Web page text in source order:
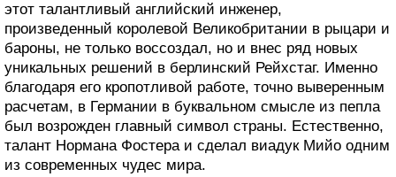
этот талантливый английский инженер,
произведенный королевой Великобритании в рыцари и
бароны, не только воссоздал, но и внес ряд новых
уникальных решений в берлинский Рейхстаг. Именно
благодаря его кропотливой работе, точно выверенным
расчетам, в Германии в буквальном смысле из пепла
был возрожден главный символ страны. Естественно,
талант Нормана Фостера и сделал виадук Мийо одним
из современных чудес мира.